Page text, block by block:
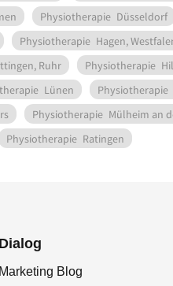
Physiotherapie Düsseldorf
Physiotherapie Hagen,
Ruhr Physiotherapie
Lünen Physiotherapie
Physiotherapie Mülheim an
Physiotherapie Ratingen
Dialog
Marketing Blog